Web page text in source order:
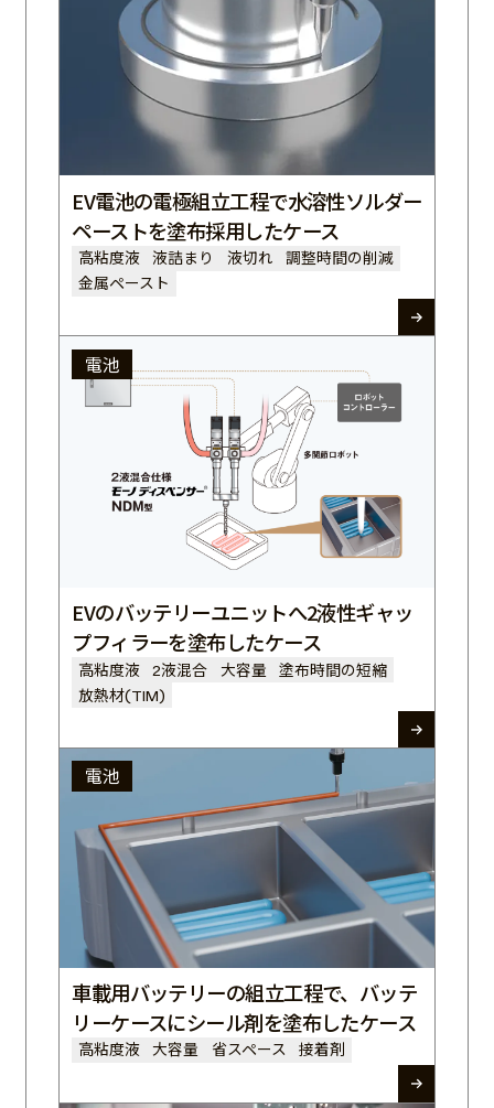
EV電池の電極組立工程で水溶性ソルダー
ペーストを塗布採用したケース
高粘度液 液詰まり 液切れ
調整時間の削減
金属ペースト
電池
EVのバッテリーユニットへ2液性ギャッ
プフィラーを塗布したケース
高粘度液 2液混合 大容量
塗布時間の短縮
放熱材(TIM)
電池
車載用バッテリーの組立工程で、バッテ
リーケースにシール剤を塗布したケース
高粘度液 大容量 省スペース 接着剤